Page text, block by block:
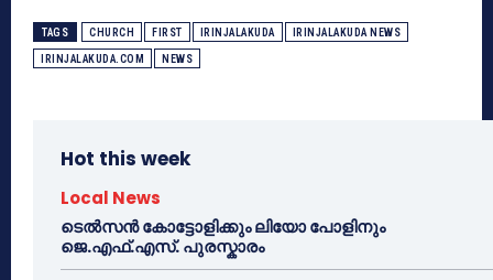
TAGS CHURCH FIRST IRINJALAKUDA IRINJALAKUDA NEWS
IRINJALAKUDA.COM NEWS
Hot this week
Local News
ടെൽസൻ കോട്ടോളിക്കും ലിയോ പോളിനും
ജെ.എഫ്.എസ്. പുരസ്കാരം